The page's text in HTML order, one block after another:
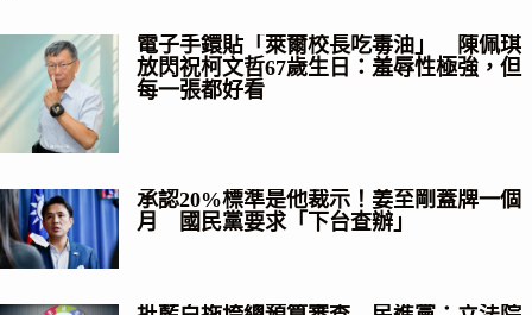
電子手鐶貼「萊爾校長吃毒油」 陳佩琪
放閃祝柯文哲67歲生日：羞辱性極強，但
每一張都好看
承認20%標準是他裁示！姜至剛蓋牌一個
月 國民黨要求「下台查辦」